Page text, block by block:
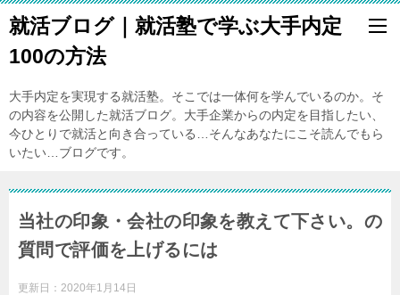
就活ブログ｜就活塾で学ぶ大手内定
100の方法
大手内定を実現する就活塾。そこでは一体何を学んでいるのか。そ
の内容を公開した就活ブログ。大手企業からの内定を目指したい、
今ひとりで就活と向き合っている…そんなあなたにこそ読んでもら
いたい…ブログです。
当社の印象・会社の印象を教えて下さい。の
質問で評価を上げるには
更新日： 2020年1月14日